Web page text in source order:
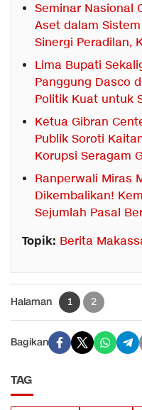
Seminar Nasional
Aset dalam
Sinergi Peradilan,
Lima Bupati
Panggung Dasco
Politik Kuat untuk
Ketua Gibran
Publik Soroti
Korupsi Seragam
Ranperwali Miras
Dikembalikan!
Sejumlah Pasal
Topik: Berita
Halaman 1 2
Bagikan
TAG